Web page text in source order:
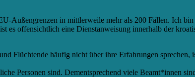
Außengrenzen in mittlerweile mehrals 200 Fällen. Ich bin
es offensichtlich eine Dienstanweisung innerhalb der
Flüchtende häufig nicht über ihre Erfahrungen sprechen,
Personen sind. Dementsprechend viele Beamt*innen